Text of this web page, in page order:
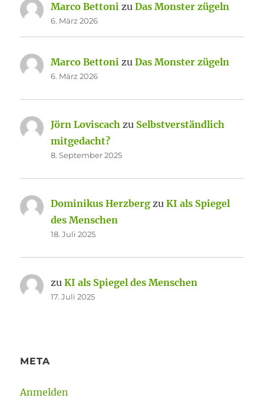
Marco Bettoni zuDas Monster zügeln
6. März 2026
Marco Bettoni zuDas Monster zügeln
6. März 2026
Jörn Loviscach zu Selbstverständlich
mitgedacht?
8. September 2025
Dominikus Herzberg zuKI als Spiegel
des Menschen
18. Juli 2025
zuKI als Spiegel des Menschen
17. Juli 2025
META
Anmelden